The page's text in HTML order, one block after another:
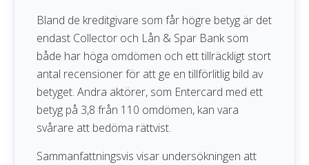
Bland de kreditgivare som får högre betyg är det
endast Collector och Lån & Spar Bank som
både har höga omdömen och ett tillräckligt stort
antal recensioner för att ge en tillförlitlig bild av
betyget. Andra aktörer, som Entercard med ett
betyg på 3,8 från 110 omdömen, kan vara
svårare att bedöma rättvist.
Sammanfattningsvis visar undersökningen att